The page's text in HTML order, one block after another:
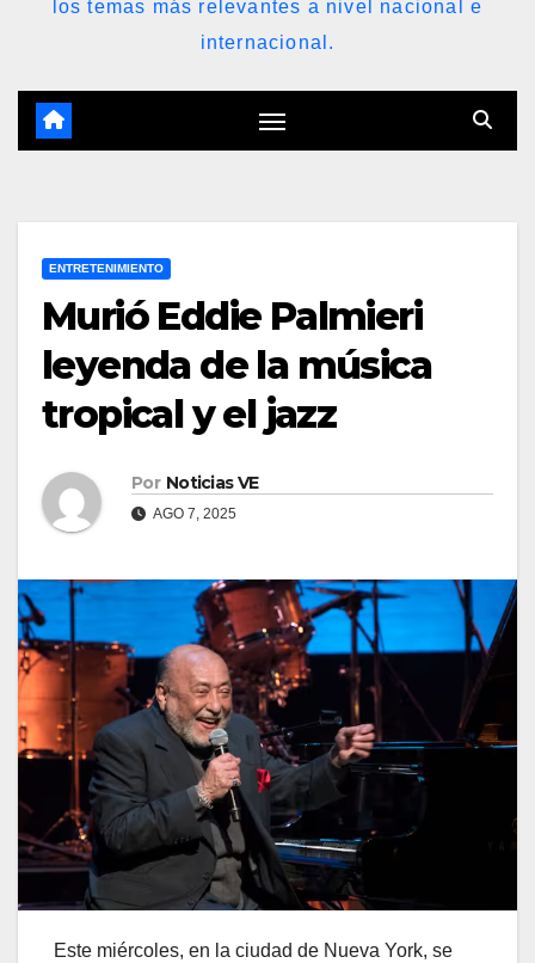
los temas más relevantes a nivel nacional e
internacional.
ENTRETENIMIENTO
Murió Eddie Palmieri
leyenda de la música
tropical y el jazz
Por Noticias VE
AGO 7, 2025
Este miércoles, en la ciudad de Nueva York, se